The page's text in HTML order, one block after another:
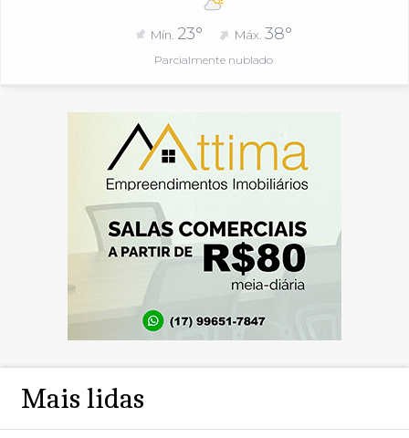
Mín. 23° Máx.38°
Parcialmente nublado
Mais lidas